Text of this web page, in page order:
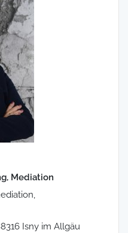
Mediation
Isny im Allgäu